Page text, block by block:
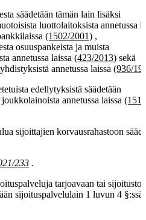
säädetään tämän lain lisäksi
luottolaitoksista annetussa
(1502/2001) ,
osuuspankeista ja muista
annetussa laissa (423/2013) sekä
annetussa laissa (936/
edellytyksistä säädetään
annetussa laissa
sijoittajien korvausrahastoon
233 .
tarjoavaan tai
sijoituspalvelulain 1 luvun 4 §:ssä.